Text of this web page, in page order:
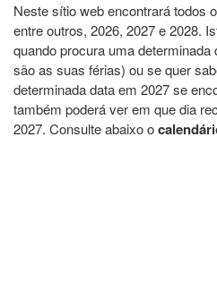
Neste sítio web encontrará todos
entre outros, 2026, 2027 e 2028.
quando procura uma
são as suas férias) ou se quer
determinada data em 2027 se
também poderá ver em que dia
2027. Consulte abaixo o